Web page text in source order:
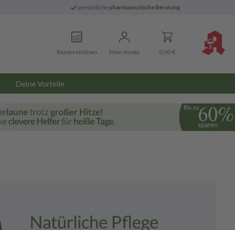
persönliche pharmazeutische Beratung
Rezept einlösen Mein Konto 0,00 €
Deine Vorteile